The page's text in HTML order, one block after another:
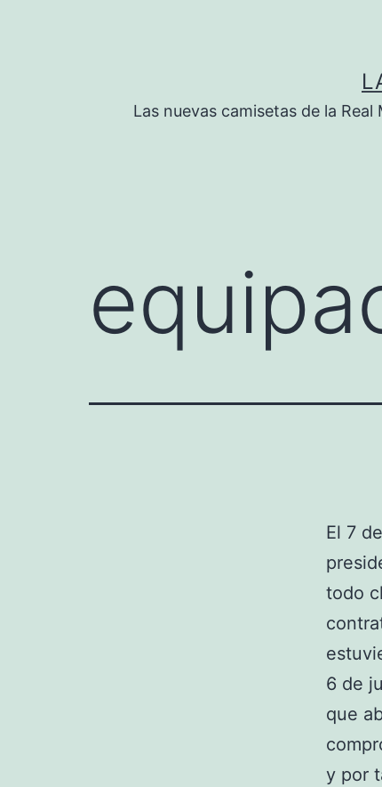
Las nuevas camisetas de la
El 7
todo
6 de
que
y por